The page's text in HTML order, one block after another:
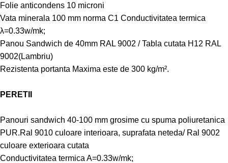
Folie anticondens 10 microni
Vata minerala 100 mm norma C1 Conductivitatea termica
λ=0.33w/mk;
Panou Sandwich de 40mm RAL 9002 / Tabla cutata H12 RAL
9002(Lambriu)
Rezistenta portanta Maxima este de 300 kg/m².
PERETII
Panouri sandwich 40-100 mm grosime cu spuma poliuretanica
PUR.Ral 9010 culoare interioara, suprafata neteda/ Ral 9002
culoare exterioara cutata
Conductivitatea termica A=0.33w/mk;